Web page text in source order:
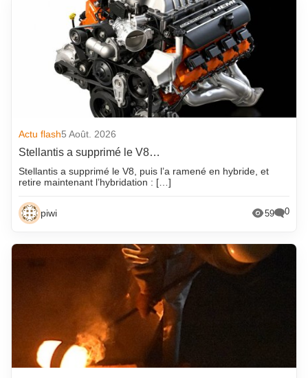
Actu flash5 Août. 2026
Stellantis a supprimé le V8…
Stellantis a supprimé le V8, puis l’a ramené en hybride, et
retire maintenant l’hybridation : […]
piwi 59 0